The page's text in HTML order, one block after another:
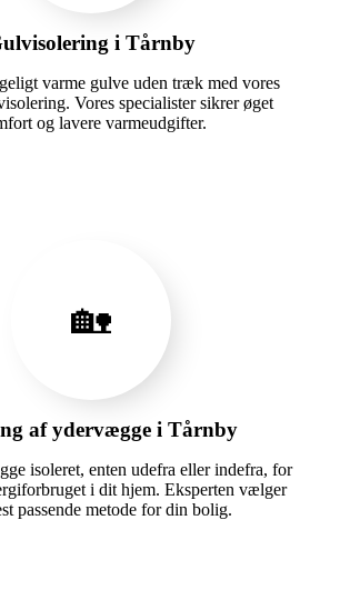
i Tårnby
varme gulve uden træk med vores
Vores specialister sikrer øget
og lavere varmeudgifter.
🏡
af ydervægge i Tårnby
isoleret, enten udefra eller indefra, for
i dit hjem. Eksperten vælger
passende metode for din bolig.